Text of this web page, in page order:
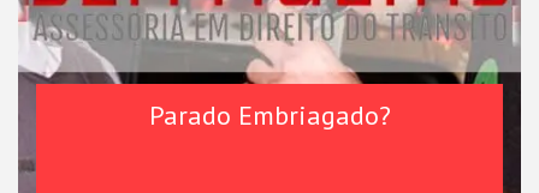
Parado Embriagado?